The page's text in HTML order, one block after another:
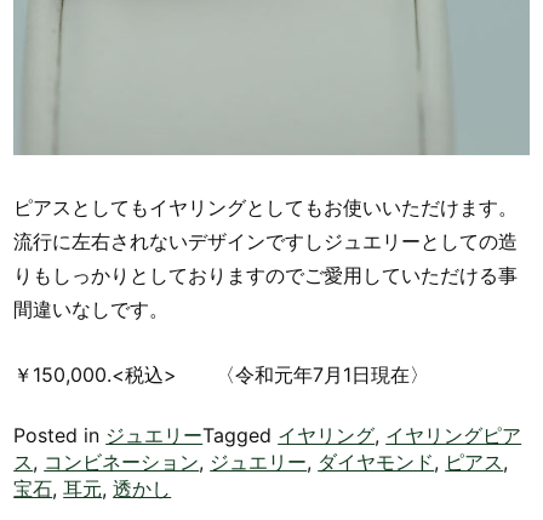
ピアスとしてもイヤリングとしてもお使いいただけます。
流行に左右されないデザインですしジュエリーとしての造
りもしっかりとしておりますのでご愛用していただける事
間違いなしです。
￥150,000.<税込> 〈令和元年7月1日現在〉
Posted in ジュエリーTagged イヤリング, イヤリングピア
ス, コンビネーション, ジュエリー, ダイヤモンド, ピアス,
宝石,耳元,透かし